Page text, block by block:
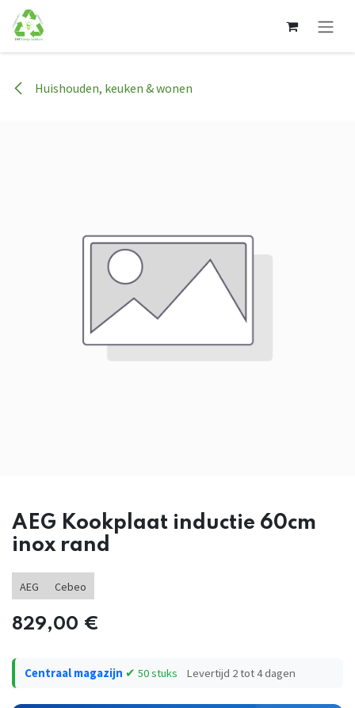
Overslaan naar inhoud
Huishouden, keuken & wonen
AEG Kookplaat inductie 60cm
inox rand
AEG Cebeo
829,00 €
Centraal magazijn ✔ 50 stuks Levertijd 2 tot 4 dagen